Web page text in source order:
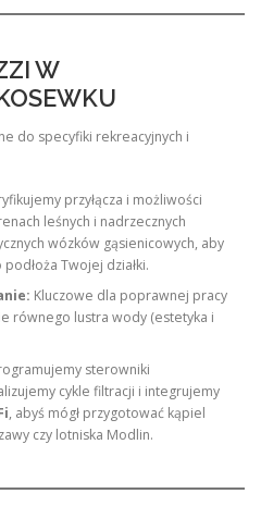
W
do specyfiki rekreacyjnych i
przyłącza i możliwości
leśnych i nadrzecznych
wózków gąsienicowych, aby
Twojej działki.
Kluczowe dla poprawnej pracy
równego lustra wody (estetyka i
sterowniki
cykle filtracji i integrujemy
, abyś mógł przygotować kąpiel
czy lotniska Modlin.